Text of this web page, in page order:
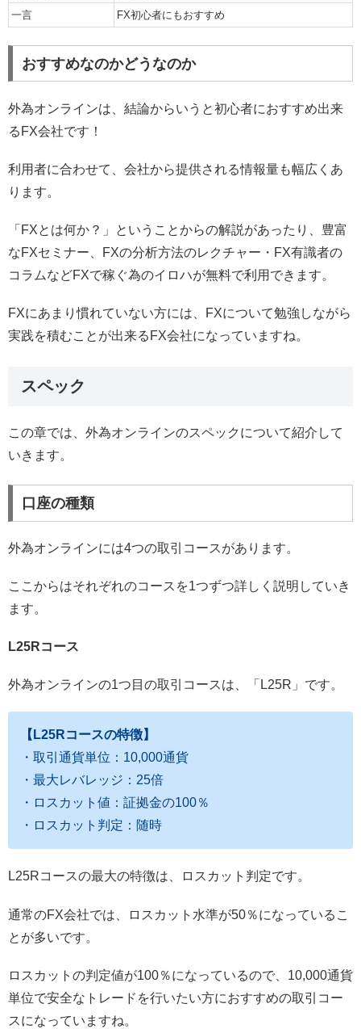
一言
FX初心者にもおすすめ
おすすめなのかどうなのか
外為オンラインは、結論からいうと初心者におすすめ出来
るFX会社です！
利用者に合わせて、会社から提供される情報量も幅広くあ
ります。
「FXとは何か？」ということからの解説があったり、豊富
なFXセミナー、FXの分析方法のレクチャー・FX有識者の
コラムなどFXで稼ぐ為のイロハが無料で利用できます。
FXにあまり慣れていない方には、FXについて勉強しながら
実践を積むことが出来るFX会社になっていますね。
スペック
この章では、外為オンラインのスペックについて紹介して
いきます。
口座の種類
外為オンラインには4つの取引コースがあります。
ここからはそれぞれのコースを1つずつ詳しく説明していき
ます。
L25Rコース
外為オンラインの1つ目の取引コースは、「L25R」です。
【L25Rコースの特徴】
・取引通貨単位：10,000通貨
・最大レバレッジ：25倍
・ロスカット値：証拠金の100％
・ロスカット判定：随時
L25Rコースの最大の特徴は、ロスカット判定です。
通常のFX会社では、ロスカット水準が50％になっているこ
とが多いです。
ロスカットの判定値が100％になっているので、10,000通貨
単位で安全なトレードを行いたい方におすすめの取引コー
スになっていますね。